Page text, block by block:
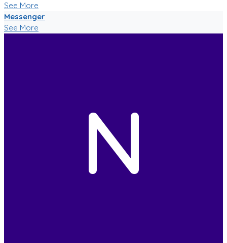
See More
Messenger
See More
N